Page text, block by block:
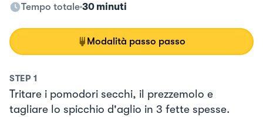
Tempo totale 30 minuti
Modalità passo passo
STEP 1
Tritare i pomodori secchi, il prezzemolo e
tagliare lo spicchio d'aglio in 3 fette spesse.